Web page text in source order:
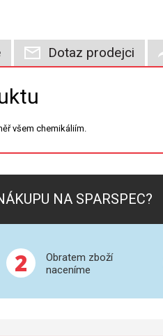
Dotaz prodejci
všem chemikáliím.
NA SPARSPEC?
2
Obratem zboží
naceníme